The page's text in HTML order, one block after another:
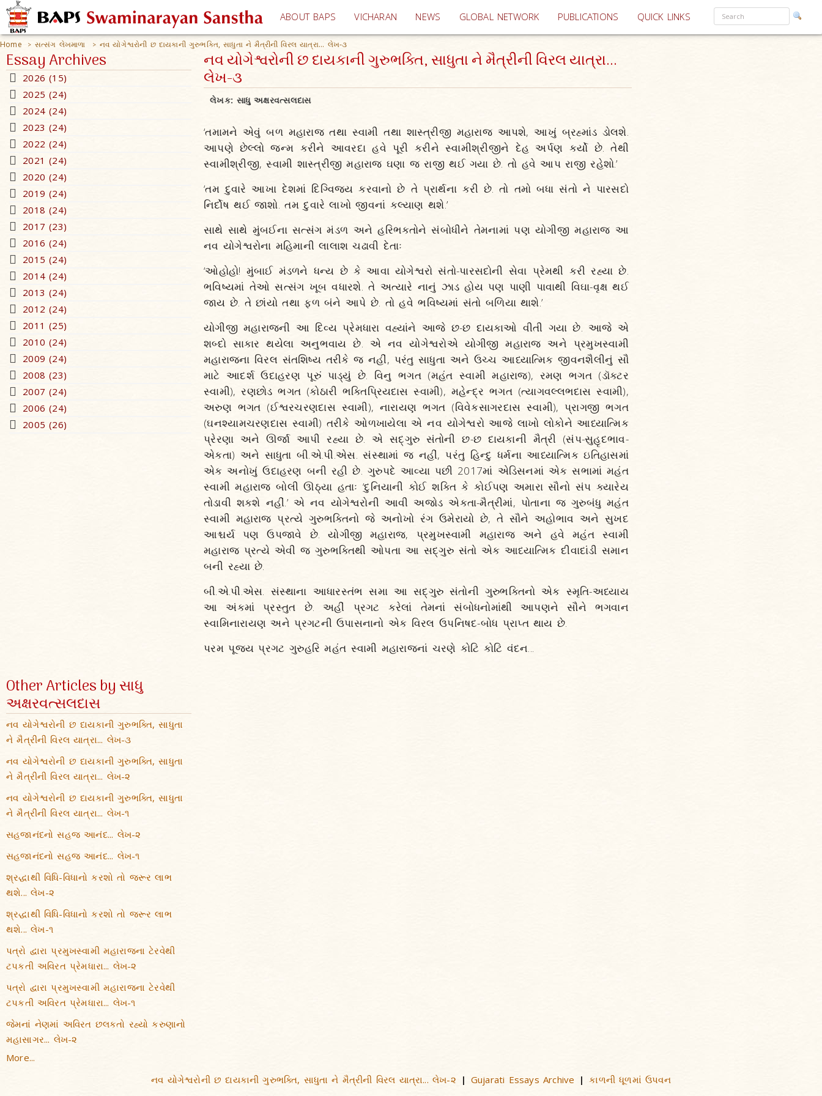
ABOUT BAPS VICHARAN (current)
NEWS GLOBAL NETWORK PUBLICATIONS QUICK LINKS
Home > સત્સંગ લેખમાળા > નવ યોગેશ્વરોની છ દાયકાની ગુરુભક્તિ, સાધુતા ને મૈત્રીની વિરલ યાત્રા... લેખ-૩
Essay Archives
2026 (15)
2025 (24)
2024 (24)
2023 (24)
2022 (24)
2021 (24)
2020 (24)
2019 (24)
2018 (24)
2017 (23)
2016 (24)
2015 (24)
2014 (24)
2013 (24)
2012 (24)
2011 (25)
2010 (24)
2009 (24)
2008 (23)
2007 (24)
2006 (24)
2005 (26)
નવ યોગેશ્વરોની છ દાયકાની ગુરુભક્તિ, સાધુતા ને મૈત્રીની વિરલ યાત્રા...
લેખ-૩
લેખક: સાધુ અક્ષરવત્સલદાસ
‘તમામને એવું બળ મહારાજ તથા સ્વામી તથા શાસ્ત્રીજી મહારાજ આપશે, આખું બ્રહ્માંડ ડોલશે.
આપણે છેલ્લો જન્મ કરીને આવરદા હવે પૂરી કરીને સ્વામીશ્રીજીને દેહ અર્પણ કર્યો છે. તેથી
સ્વામીશ્રીજી, સ્વામી શાસ્ત્રીજી મહારાજ ઘણા જ રાજી થઈ ગયા છે. તો હવે આપ રાજી રહેશો.’
‘તમ દુવારે આખા દેશમાં દિગ્વિજય કરવાનો છે તે પ્રાર્થના કરી છે. તો તમો બધા સંતો ને પારસદો
નિર્દોષ થઈ જાશો. તમ દુવારે લાખો જીવનાં કલ્યાણ થશે.’
સાથે સાથે મુંબઈના સત્સંગ મંડળ અને હરિભક્તોને સંબોધીને તેમનામાં પણ યોગીજી મહારાજ આ
નવ યોગેશ્વરોના મહિમાની લાલાશ ચઢાવી દેતાઃ
‘ઓહોહો! મુંબાઈ મંડળને ધન્ય છે કે આવા યોગેશ્વરો સંતો-પારસદોની સેવા પ્રેમથી કરી રહ્યા છે.
ભવિષ્યમાં તેઓ સત્સંગ ખૂબ વધારશે. તે અત્યારે નાનું ઝાડ હોય પણ પાણી પાવાથી વિઘા-વૃક્ષ થઈ
જાય છે. તે છાંયો તથા ફળ બંને આપે છે. તો હવે ભવિષ્યમાં સંતો બળિયા થાશે.’
યોગીજી મહારાજની આ દિવ્ય પ્રેમધારા વહ્યાંને આજે છ-છ દાયકાઓ વીતી ગયા છે. આજે એ
શબ્દો સાકાર થયેલા અનુભવાય છે. એ નવ યોગેશ્વરોએ યોગીજી મહારાજ અને પ્રમુખસ્વામી
મહારાજના વિરલ સંતશિષ્ય તરીકે જ નહીં, પરંતુ સાધુતા અને ઉચ્ચ આધ્યાત્મિક જીવનશૈલીનું સૌ
માટે આદર્શ ઉદાહરણ પૂરું પાડ્યું છે. વિનુ ભગત (મહંત સ્વામી મહારાજ), રમણ ભગત (ડૉક્ટર
સ્વામી), રણછોડ ભગત (કોઠારી ભક્તિપ્રિયદાસ સ્વામી), મહેન્દ્ર ભગત (ત્યાગવલ્લભદાસ સ્વામી),
અરુણ ભગત (ઈશ્વરચરણદાસ સ્વામી), નારાયણ ભગત (વિવેકસાગરદાસ સ્વામી), પ્રાગજી ભગત
(ઘનશ્યામચરણદાસ સ્વામી) તરીકે ઓળખાયેલા એ નવ યોગેશ્વરો આજે લાખો લોકોને આધ્યાત્મિક
પ્રેરણા અને ઊર્જા આપી રહ્યા છે. એ સદ્‌ગુરુ સંતોની છ-છ દાયકાની મૈત્રી (સંપ-સુહૃદભાવ-
એકતા) અને સાધુતા બી.એ.પી.એસ. સંસ્થામાં જ નહીં, પરંતુ હિન્દુ ધર્મના આધ્યાત્મિક ઇતિહાસમાં
એક અનોખું ઉદાહરણ બની રહી છે. ગુરુપદે આવ્યા પછી 2017માં એડિસનમાં એક સભામાં મહંત
સ્વામી મહારાજ બોલી ઊઠ્યા હતાઃ ‘દુનિયાની કોઈ શક્તિ કે કોઈપણ અમારા સૌનો સંપ ક્યારેય
તોડાવી શકશે નહીં.’ એ નવ યોગેશ્વરોની આવી અજોડ એકતા-મૈત્રીમાં, પોતાના જ ગુરુબંધુ મહંત
સ્વામી મહારાજ પ્રત્યે ગુરુભક્તિનો જે અનોખો રંગ ઉમેરાયો છે, તે સૌને અહોભાવ અને સુખદ
આશ્ચર્ય પણ ઉપજાવે છે. યોગીજી મહારાજ, પ્રમુખસ્વામી મહારાજ અને હવે મહંત સ્વામી
મહારાજ પ્રત્યે એવી જ ગુરુભક્તિથી ઓપતા આ સદ્‌ગુરુ સંતો એક આધ્યાત્મિક દીવાદાંડી સમાન
બની રહ્યા છે.
બી.એ.પી.એસ. સંસ્થાના આધારસ્તંભ સમા આ સદ્‌ગુરુ સંતોની ગુરુભક્તિનો એક સ્મૃતિ-અધ્યાય
આ અંકમાં પ્રસ્તુત છે. અહીં પ્રગટ કરેલાં તેમનાં સંબોધનોમાંથી આપણને સૌને ભગવાન
સ્વામિનારાયણ અને પ્રગટની ઉપાસનાનો એક વિરલ ઉપનિષદ-બોધ પ્રાપ્ત થાય છે.
પરમ પૂજ્ય પ્રગટ ગુરુહરિ મહંત સ્વામી મહારાજનાં ચરણે કોટિ કોટિ વંદન...
Other Articles by સાધુ
અક્ષરવત્સલદાસ
નવ યોગેશ્વરોની છ દાયકાની ગુરુભક્તિ, સાધુતા
ને મૈત્રીની વિરલ યાત્રા... લેખ-૩
નવ યોગેશ્વરોની છ દાયકાની ગુરુભક્તિ, સાધુતા
ને મૈત્રીની વિરલ યાત્રા... લેખ-૨
નવ યોગેશ્વરોની છ દાયકાની ગુરુભક્તિ, સાધુતા
ને મૈત્રીની વિરલ યાત્રા... લેખ-૧
સહજાનંદનો સહજ આનંદ... લેખ-૨
સહજાનંદનો સહજ આનંદ... લેખ-૧
શ્રદ્ધાથી વિધિ-વિધાનો કરશો તો જરૂર લાભ
થશે... લેખ-૨
શ્રદ્ધાથી વિધિ-વિધાનો કરશો તો જરૂર લાભ
થશે... લેખ-૧
પત્રો દ્વારા પ્રમુખસ્વામી મહારાજના ટેરવેથી
ટપકતી અવિરત પ્રેમધારા... લેખ-૨
પત્રો દ્વારા પ્રમુખસ્વામી મહારાજના ટેરવેથી
ટપકતી અવિરત પ્રેમધારા... લેખ-૧
જેમનાં નેણમાં અવિરત છલકતો રહ્યો કરુણાનો
મહાસાગર... લેખ-૨
More...
નવ યોગેશ્વરોની છ દાયકાની ગુરુભક્તિ, સાધુતા ને મૈત્રીની વિરલ યાત્રા... લેખ-૨ | Gujarati Essays Archive |કાળની ધૂળમાં ઉપવન